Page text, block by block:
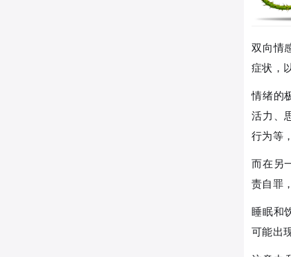
双向情
症状，
情绪的
活力、
行为等
而在另
责自罪
睡眠和
可能出